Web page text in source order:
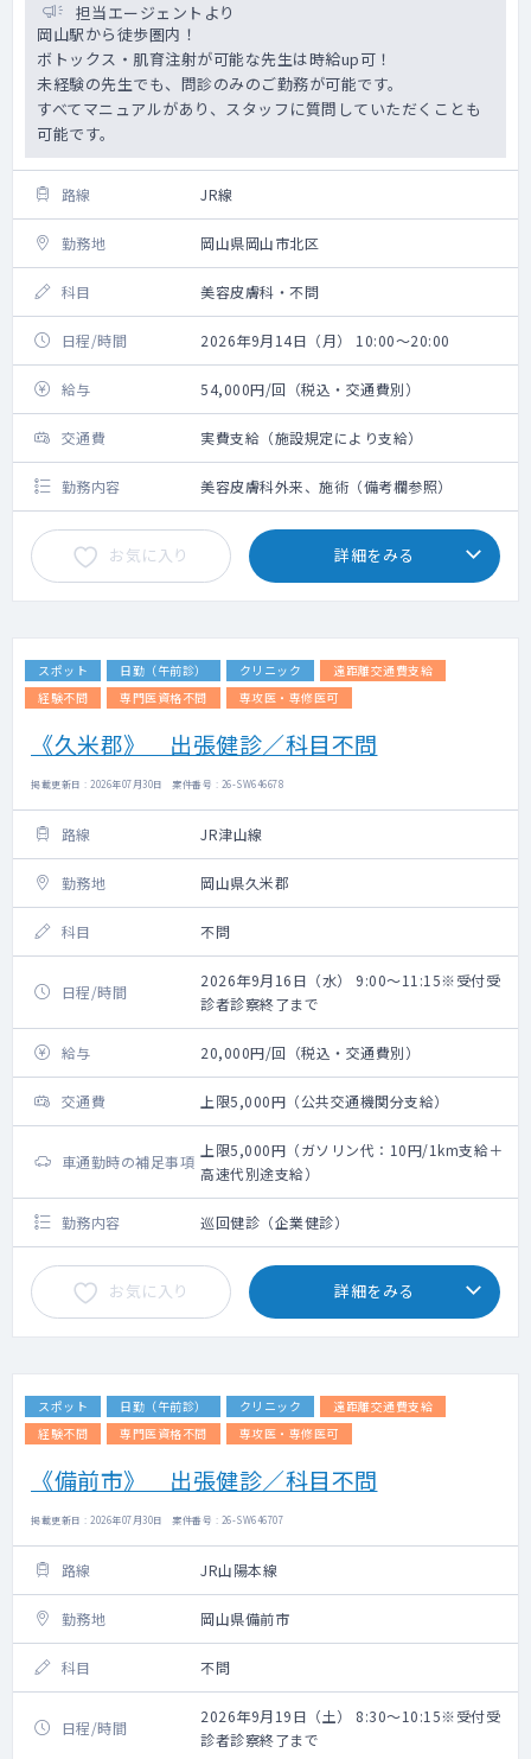
担当エージェントより
岡山駅から徒歩圏内！
ボトックス・肌育注射が可能な先生は時給up可！
未経験の先生でも、問診のみのご勤務が可能です。
すべてマニュアルがあり、スタッフに質問していただくことも
可能です。
路線 JR線
勤務地 岡山県岡山市北区
科目 美容皮膚科・不問
日程/時間 2026年9月14日（月） 10:00～20:00
給与 54,000円/回（税込・交通費別）
交通費 実費支給（施設規定により支給）
勤務内容 美容皮膚科外来、施術（備考欄参照）
お気に入り 詳細をみる
スポット 日勤（午前診） クリニック
遠距離交通費支給
経験不問
専門医資格不問 専攻医・専修医可
《久米郡》 出張健診／科目不問
掲載更新日 : 2026年07月30日 案件番号 : 26-SW646678
路線 JR津山線
勤務地 岡山県久米郡
科目 不問
日程/時間
2026年9月16日（水） 9:00～11:15※受付受
診者診察終了まで
給与 20,000円/回（税込・交通費別）
交通費 上限5,000円（公共交通機関分支給）
車通勤時の補足事項
上限5,000円（ガソリン代：10円/1km支給＋
高速代別途支給）
勤務内容 巡回健診（企業健診）
お気に入り 詳細をみる
スポット 日勤（午前診） クリニック
遠距離交通費支給
経験不問
専門医資格不問 専攻医・専修医可
《備前市》 出張健診／科目不問
掲載更新日 : 2026年07月30日 案件番号 : 26-SW646707
路線 JR山陽本線
勤務地 岡山県備前市
科目 不問
日程/時間
2026年9月19日（土） 8:30～10:15※受付受
診者診察終了まで